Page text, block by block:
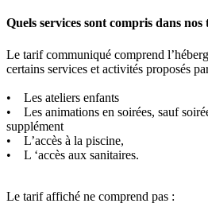
Quels services sont compris dans nos
Le tarif communiqué comprend
certains services et activités proposés
• Les ateliers enfants
• Les animations en soirées, sauf
supplément
• L’accès à la piscine,
• L ‘accès aux sanitaires.
Le tarif affiché ne comprend pas :